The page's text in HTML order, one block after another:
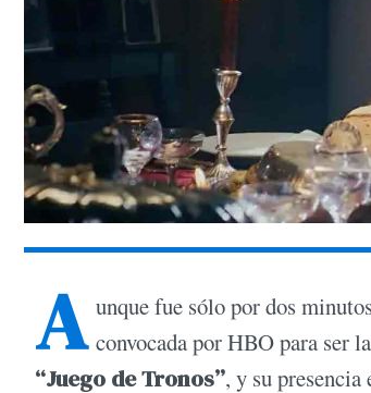
A unque fue sólo por dos
convocada por HBO para ser
“Juego de Tronos”, y su